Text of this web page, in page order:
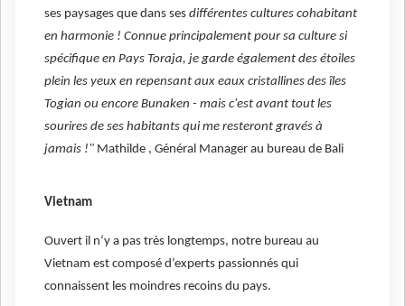
ses paysages que dans ses différentes cultures cohabitant
en harmonie ! Connue principalement pour sa culture si
spécifique en Pays Toraja, je garde également des étoiles
plein les yeux en repensant aux eaux cristallines des îles
Togian ou encore Bunaken - mais c'est avant tout les
sourires de ses habitants qui me resteront gravés à
jamais !" Mathilde , Général Manager au bureau de Bali
Vietnam
Ouvert il n’y a pas très longtemps, notre bureau au
Vietnam est composé d’experts passionnés qui
connaissent les moindres recoins du pays.